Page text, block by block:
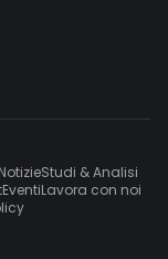
NotizieStudi & Analisi
EventiLavora con noi